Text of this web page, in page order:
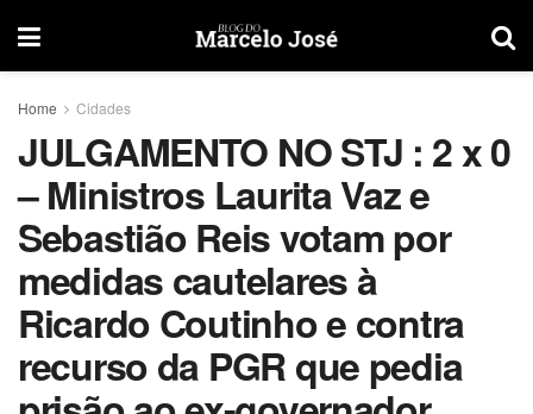
Home Cidades
JULGAMENTO NO STJ : 2 x 0
– Ministros Laurita Vaz e
Sebastião Reis votam por
medidas cautelares à
Ricardo Coutinho e contra
recurso da PGR que pedia